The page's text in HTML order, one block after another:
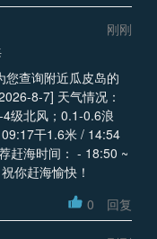
刚刚
您查询附近瓜皮岛的
8-7] 天气情况：
级北风；0.1-0.6浪
干1.6米 / 14:54
赶海时间： - 18:50 ~
你赶海愉快！
0 回复